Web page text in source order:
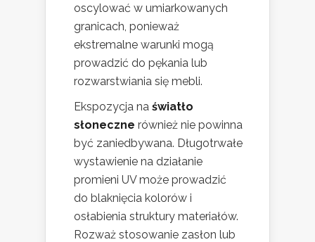
oscylować w umiarkowanych
granicach, ponieważ
ekstremalne warunki mogą
prowadzić do pękania lub
rozwarstwiania się mebli.
Ekspozycja na światło
słoneczne również nie powinna
być zaniedbywana. Długotrwałe
wystawienie na działanie
promieni UV może prowadzić
do blaknięcia kolorów i
osłabienia struktury materiałów.
Rozważ stosowanie zasłon lub